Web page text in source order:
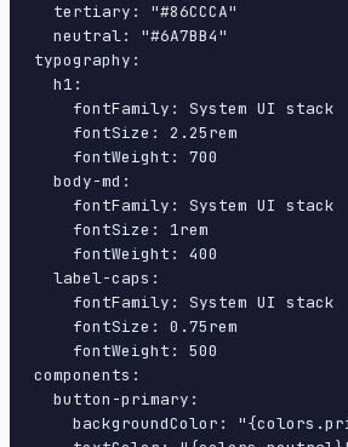
  tertiary: "#86CCCA"
  neutral: "#6A7BB4"
typography:
  h1:
    fontFamily: System UI stack
    fontSize: 2.25rem
    fontWeight: 700
  body-md:
    fontFamily: System UI stack
    fontSize: 1rem
    fontWeight: 400
  label-caps:
    fontFamily: System UI stack
    fontSize: 0.75rem
    fontWeight: 500
components:
  button-primary:
backgroundColor: